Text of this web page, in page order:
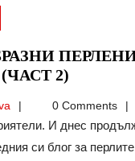
2)
БИЖУТА
(ЧАСТ
2)
MSimeonova0 Comments
си блог за